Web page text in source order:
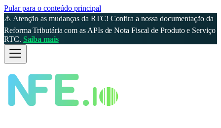
Pular para o conteúdo principal
⚠️ Atenção as mudanças da RTC! Confira a nossa documentação da
Reforma Tributária com as APIs de Nota Fiscal de Produto e Serviço
RTC. Saiba mais